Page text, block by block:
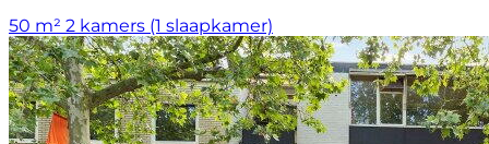
50 m² 2 kamers (1 slaapkamer)